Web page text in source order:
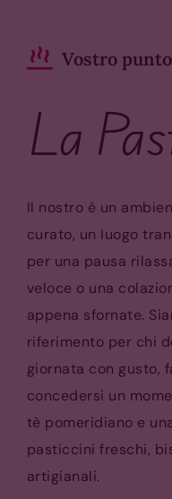
Vostro
La
Il nostro è un
curato, un luogo
per una pausa
veloce o una
appena sfornate.
riferimento per chi
giornata con gusto,
concedersi un
tè pomeridiano e
pasticcini freschi,
artigianali.